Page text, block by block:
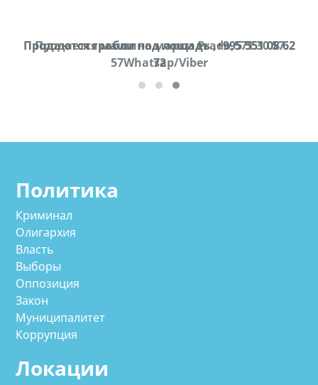
Продается машина марки Prado,571 30 57
57Whatsap/Viber
Продаются грабли под лощадь ,+995 551 08 62
72
Политика
Криминал
Олигархия
Власть
Выборы
Оппозиция
Закон
Муниципалитет
Коррупция
Локации